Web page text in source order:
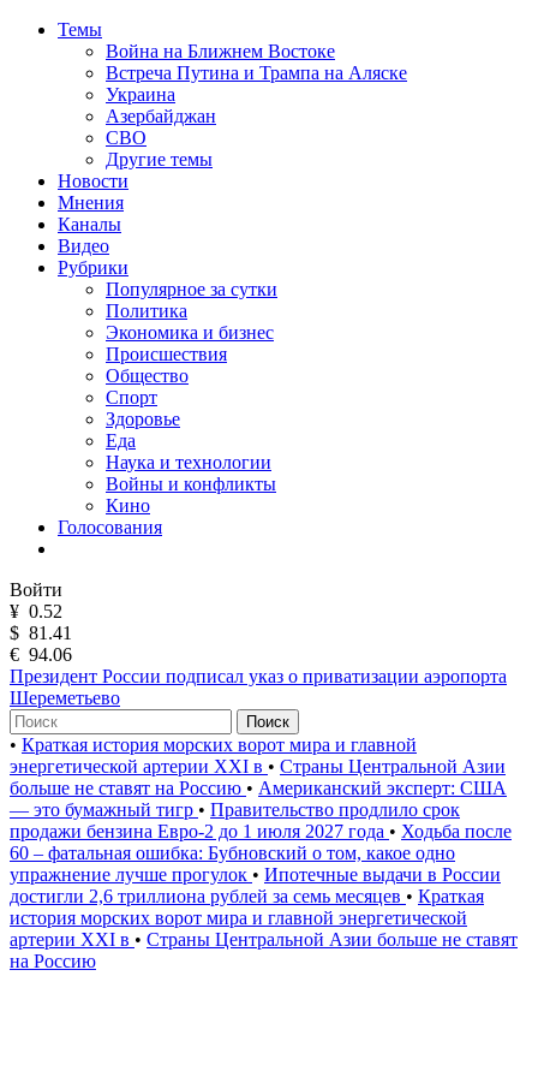
Темы
Война на Ближнем Востоке
Встреча Путина и Трампа на Аляске
Украина
Азербайджан
СВО
Другие темы
Новости
Мнения
Каналы
Видео
Рубрики
Популярное за сутки
Политика
Экономика и бизнес
Происшествия
Общество
Спорт
Здоровье
Еда
Наука и технологии
Войны и конфликты
Кино
Голосования
Войти
¥ 0.52
$ 81.41
€ 94.06
Президент России подписал указ о приватизации аэропорта
Шереметьево
Поиск
• Краткая история морских ворот мира и главной
энергетической артерии XXI в • Страны Центральной Азии
больше не ставят на Россию • Американский эксперт: США
— это бумажный тигр • Правительство продлило срок
продажи бензина Евро-2 до 1 июля 2027 года • Ходьба после
60 – фатальная ошибка: Бубновский о том, какое одно
упражнение лучше прогулок • Ипотечные выдачи в России
достигли 2,6 триллиона рублей за семь месяцев • Краткая
история морских ворот мира и главной энергетической
артерии XXI в • Страны Центральной Азии больше не ставят
на Россию